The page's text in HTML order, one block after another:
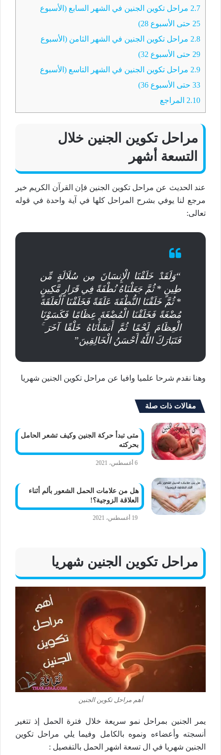
2.7 مراحل تكوين الجنين في الشهر السابع (الأسبوع
25 حتى الأسبوع 28)
2.8 مراحل تكوين الجنين في الشهر الثامن (الأسبوع
29 حتى الأسبوع 32)
2.9 مراحل تكوين الجنين في الشهر التاسع (الأسبوع
33 حتى الأسبوع 36)
2.10 المراجع
مراحل تكوين الجنين خلال
التسعة أشهر
عند الحديث عن مراحل تكوين الجنين فإن القرآن الكريم خير
مرجع لنا يوفي بشرح المراحل كلها في آية واحدة في قوله
تعالى:
“وَلَقَدْ خَلَقْنَا الْإِنسَانَ مِن سُلَالَةٍ مِّن
طِينٍ * ثُمَّ جَعَلْنَاهُ نُطْفَةً فِي قَرَارٍ مَّكِينٍ
* ثُمَّ خَلَقْنَا النُّطْفَةَ عَلَقَةً فَخَلَقْنَا الْعَلَقَةَ
مُضْغَةً فَخَلَقْنَا الْمُضْغَةَ عِظَامًا فَكَسَوْنَا
الْعِظَامَ لَحْمًا ثُمَّ أَنشَأْنَاهُ خَلْقًا آخَرَ ۚ
فَتَبَارَكَ اللَّهُ أَحْسَنُ الْخَالِقِينَ”
وهنا نقدم شرحا علميا وافيا عن مراحل تكوين الجنين شهريا
مقالات ذات صلة
متى تبدأ حركة الجنين وكيف تشعر الحامل
بحركته
6 أغسطس، 2021
هل من علامات الحمل الشعور بألم أثناء
العلاقة الزوجية؟!
19 أغسطس، 2021
مراحل تكوين الجنين شهريا
أهم مراحل تكوين الجنين
يمر الجنين بمراحل نمو سريعة خلال فترة الحمل إذ تتغير
أنسجته وأعضاءه ونموه بالكامل وفيما يلي مراحل تكوين
الجنين شهريا في ال تسعة اشهر الحمل بالتفصيل :